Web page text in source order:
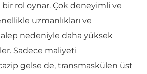
rol oynar. Çok deneyimli ve
uzmanlıkları ve
nedeniyle daha yüksek
Sadece maliyeti
gelse de, transmaskülen üst